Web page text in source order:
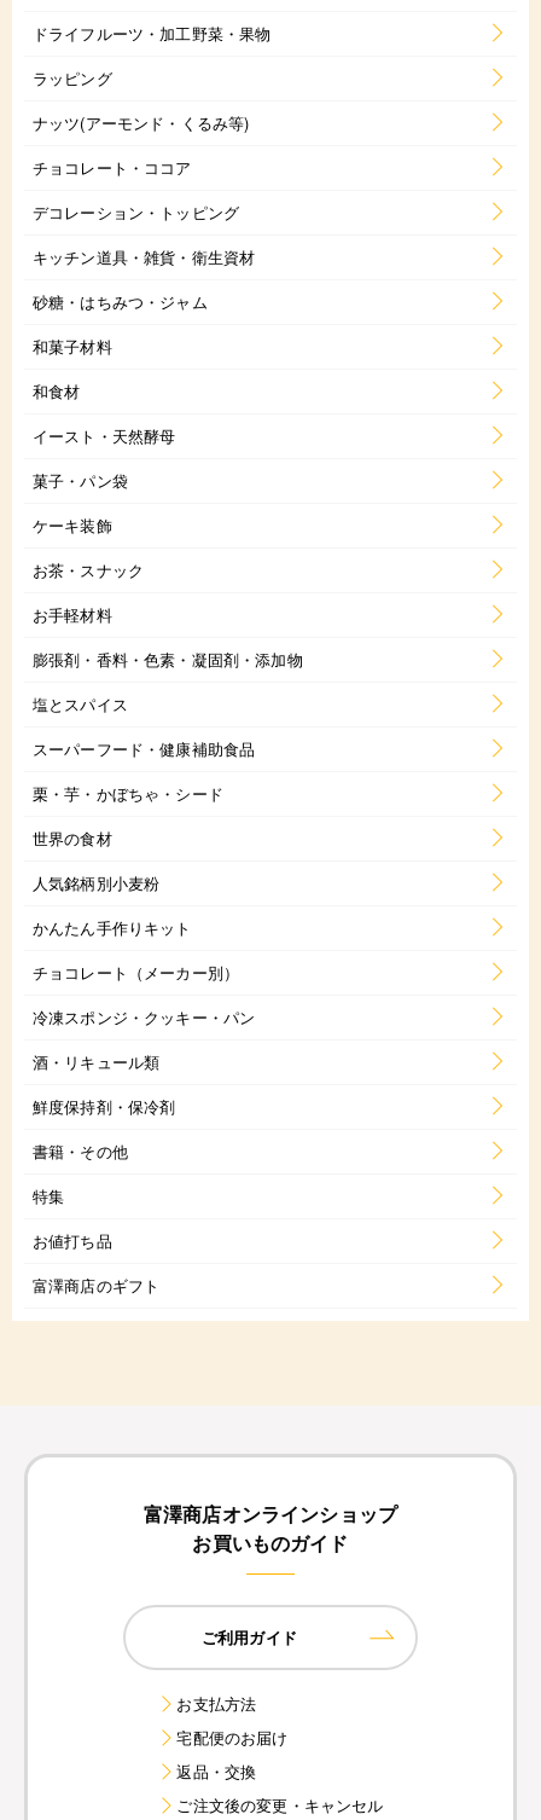
ドライフルーツ・加工野菜・果物
ラッピング
ナッツ(アーモンド・くるみ等)
チョコレート・ココア
デコレーション・トッピング
キッチン道具・雑貨・衛生資材
砂糖・はちみつ・ジャム
和菓子材料
和食材
イースト・天然酵母
菓子・パン袋
ケーキ装飾
お茶・スナック
お手軽材料
膨張剤・香料・色素・凝固剤・添加物
塩とスパイス
スーパーフード・健康補助食品
栗・芋・かぼちゃ・シード
世界の食材
人気銘柄別小麦粉
かんたん手作りキット
チョコレート（メーカー別）
冷凍スポンジ・クッキー・パン
酒・リキュール類
鮮度保持剤・保冷剤
書籍・その他
特集
お値打ち品
富澤商店のギフト
富澤商店オンラインショップ
お買いものガイド
ご利用ガイド
お支払方法
宅配便のお届け
返品・交換
ご注文後の変更・キャンセル